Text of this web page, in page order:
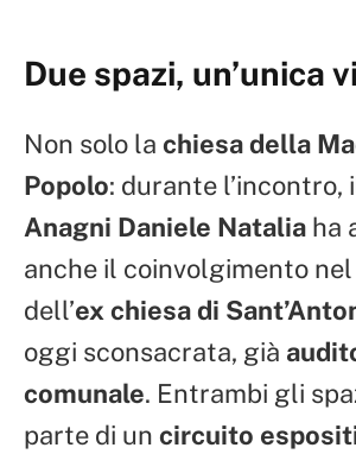
Due spazi, un’unica
Non solo la chiesa della
Popolo: durante l’incontro,
Anagni Daniele Natalia ha
anche il coinvolgimento
dell’ex chiesa di
oggi sconsacrata, già
comunale. Entrambi gli
parte di un circuito